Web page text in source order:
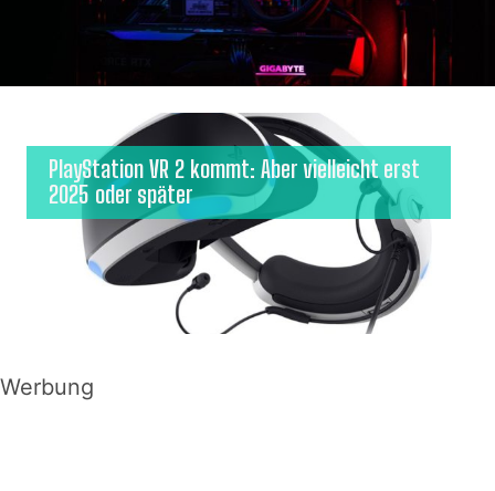
PlayStation VR 2 kommt: Aber vielleicht erst
2025 oder später
Werbung